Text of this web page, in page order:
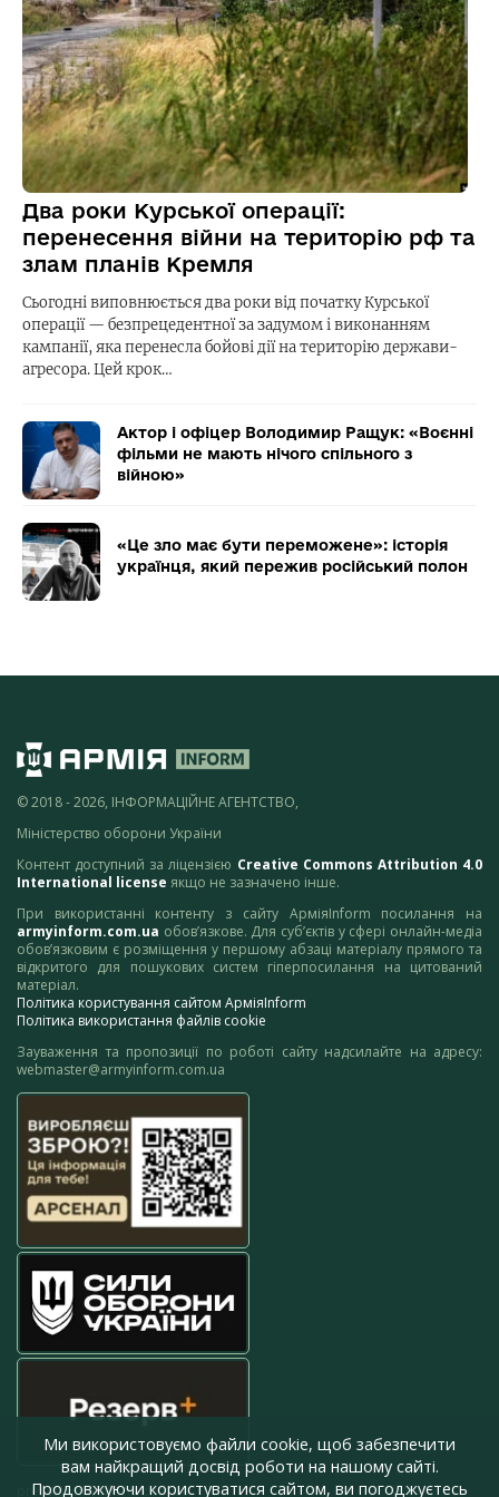
Два роки Курської операції:
перенесення війни на територію рф та
злам планів Кремля
Сьогодні виповнюється два роки від початку Курської
операції — безпрецедентної за задумом і виконанням
кампанії, яка перенесла бойові дії на територію держави-
агресора. Цей крок…
Актор і офіцер Володимир Ращук: «Воєнні
фільми не мають нічого спільного з
війною»
«Це зло має бути переможене»: історія
українця, який пережив російський полон
© 2018 - 2026, ІНФОРМАЦІЙНЕ АГЕНТСТВО,
Міністерство оборони України
Контент доступний за ліцензією Creative Commons Attribution 4.0
International license якщо не зазначено інше.
При використанні контенту з сайту АрміяInform посилання на
armyinform.com.ua обов’язкове. Для суб’єктів у сфері онлайн-медіа
обов’язковим є розміщення у першому абзаці матеріалу прямого та
відкритого для пошукових систем гіперпосилання на цитований
матеріал.
Політика користування сайтом АрміяInform
Політика використання файлів cookie
Зауваження та пропозиції по роботі сайту надсилайте на адресу:
webmaster@armyinform.com.ua
press@armyinform.com.ua
Ми використовуємо файли cookie, щоб забезпечити
вам найкращий досвід роботи на нашому сайті.
Продовжуючи користуватися сайтом, ви погоджуєтесь